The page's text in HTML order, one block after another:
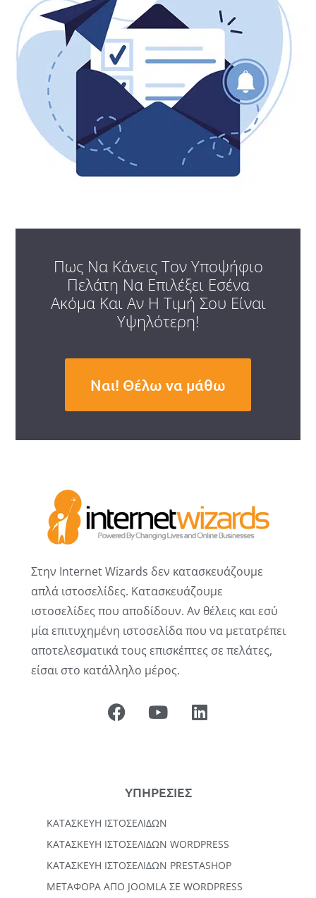
Πως Να Κάνεις Τον Υποψήφιο
Πελάτη Να Επιλέξει Εσένα
Ακόμα Και Αν Η Τιμή Σου Είναι
Υψηλότερη!
Ναι! Θέλω να μάθω
Στην Internet Wizards δεν κατασκευάζουμε
απλά ιστοσελίδες. Κατασκευάζουμε
ιστοσελίδες που αποδίδουν. Αν θέλεις και εσύ
μία επιτυχημένη ιστοσελίδα που να μετατρέπει
αποτελεσματικά τους επισκέπτες σε πελάτες,
είσαι στο κατάλληλο μέρος.
ΥΠΗΡΕΣΙΕΣ
ΚΑΤΑΣΚΕΥΉ ΙΣΤΟΣΕΛΊΔΩΝ
KΑΤΑΣΚΕΥΉ IΣΤΟΣΕΛΊΔΩΝ WORDPRESS
ΚΑΤΑΣΚΕΥΗ ΙΣΤΟΣΕΛΙΔΩΝ PRESTASHOP
ΜΕΤΑΦΟΡΆ ΑΠΌ JOOMLA ΣΕ WORDPRESS